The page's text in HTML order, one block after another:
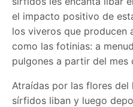
el impacto positivo de
los viveros que producen
como las fotinias: a
pulgones a partir del mes
Atraídas por las flores del
sírfidos liban y luego